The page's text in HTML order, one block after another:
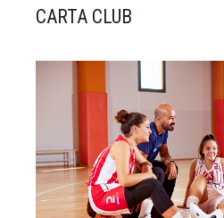
CARTA CLUB